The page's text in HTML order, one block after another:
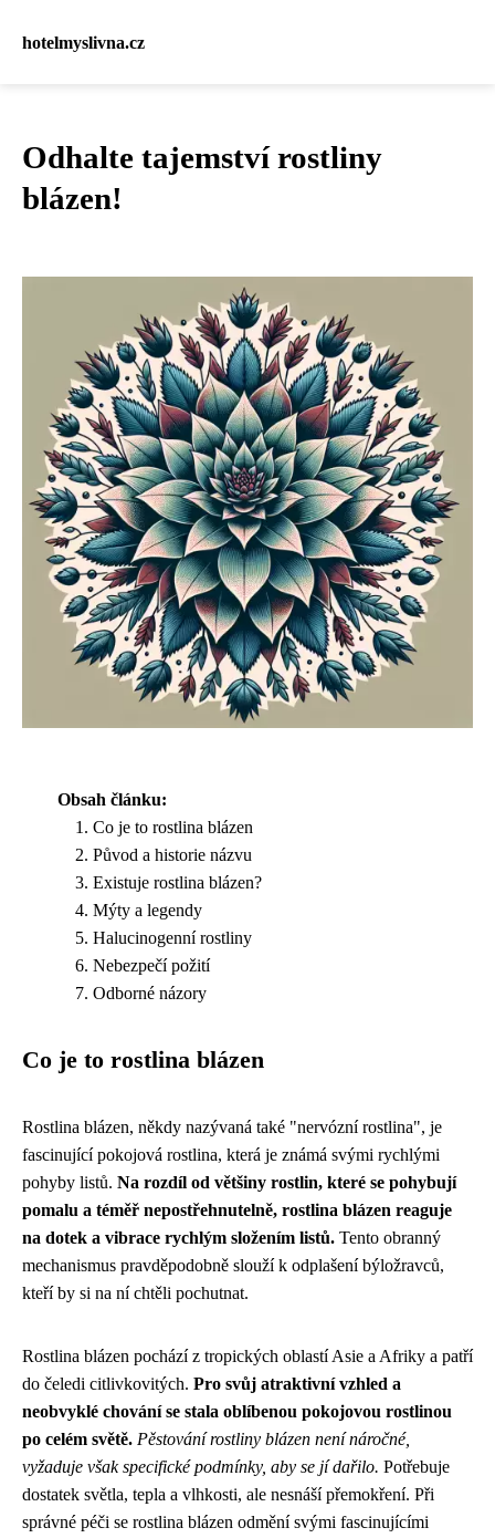
hotelmyslivna.cz
Odhalte tajemství rostliny
blázen!
Obsah článku:
Co je to rostlina blázen
Původ a historie názvu
Existuje rostlina blázen?
Mýty a legendy
Halucinogenní rostliny
Nebezpečí požití
Odborné názory
Co je to rostlina blázen
Rostlina blázen, někdy nazývaná také "nervózní rostlina", je
fascinující pokojová rostlina, která je známá svými rychlými
pohyby listů. Na rozdíl od většiny rostlin, které se pohybují
pomalu a téměř nepostřehnutelně, rostlina blázen reaguje
na dotek a vibrace rychlým složením listů. Tento obranný
mechanismus pravděpodobně slouží k odplašení býložravců,
kteří by si na ní chtěli pochutnat.
Rostlina blázen pochází z tropických oblastí Asie a Afriky a patří
do čeledi citlivkovitých. Pro svůj atraktivní vzhled a
neobvyklé chování se stala oblíbenou pokojovou rostlinou
po celém světě. Pěstování rostliny blázen není náročné,
vyžaduje však specifické podmínky, aby se jí dařilo. Potřebuje
dostatek světla, tepla a vlhkosti, ale nesnáší přemokření. Při
správné péči se rostlina blázen odmění svými fascinujícími